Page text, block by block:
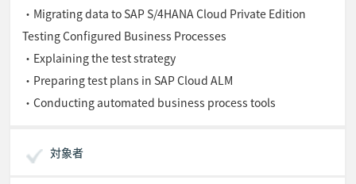
・Migrating data to SAP S/4HANA Cloud Private Edition
Testing Configured Business Processes
・Explaining the test strategy
・Preparing test plans in SAP Cloud ALM
・Conducting automated business process tools
対象者